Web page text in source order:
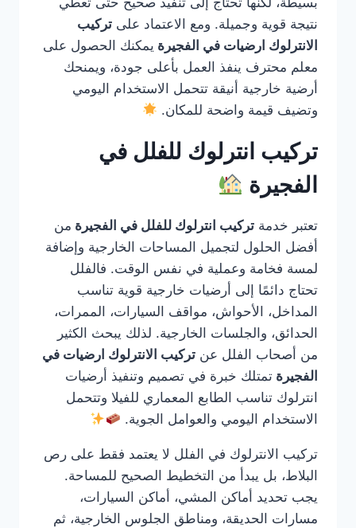
نتيجة قوية وجميلة. ومع الاعتماد على تركيب
الانترلوك ارضيات في الفجيرة يمكنك الحصول على
معلم محترف ينفذ العمل بأعلى جودة، ويمنحك
أرضية خارجية أنيقة تتحمل الاستخدام اليومي
وتضيف قيمة واضحة للمكان.
تركيب انترلوك للفلل في
الفجيرة
تعتبر خدمة تركيب انترلوك للفلل في الفجيرة من
أفضل الحلول لتجميل المساحات الخارجية وإضافة
لمسة فخامة وعملية في نفس الوقت. فالفلل
تحتاج دائمًا إلى أرضيات خارجية قوية تناسب
المداخل، الأحواش، مواقف السيارات، الممرات،
الحدائق، والجلسات الخارجية. لذلك يبحث الكثير
من أصحاب الفلل عن تركيب الانترلوك ارضيات في
الفجيرة تمتلك خبرة في تصميم وتنفيذ أرضيات
انترلوك تناسب الطابع المعماري للفيلا وتتحمل
الاستخدام اليومي والعوامل الجوية.
تركيب الانترلوك في الفلل لا يعتمد فقط على رص
البلاط، بل يبدأ من التخطيط الصحيح للمساحة.
يجب تحديد أماكن المشي، أماكن السيارات،
مسارات الحديقة، ومناطق الجلوس الخارجية، ثم